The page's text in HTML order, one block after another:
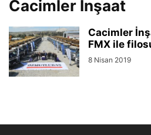
Cacimler İnşaat
Cacimler
FMX ile
8 Nisan 2019